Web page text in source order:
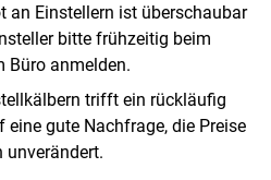
an Einstellern ist überschaubar
bitte frühzeitig beim
Büro anmelden.
trifft ein rückläufig
eine gute Nachfrage, die Preise
unverändert.